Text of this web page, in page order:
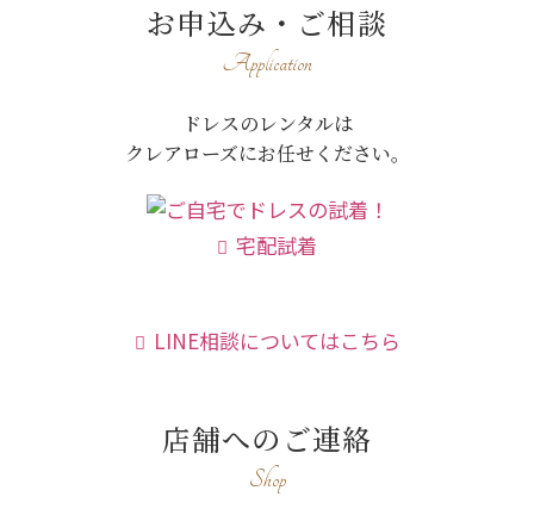
お申込み・ご相談
Application
ドレスのレンタルは
クレアローズにお任せください。
宅配試着
LINE相談についてはこちら
店舗へのご連絡
Shop